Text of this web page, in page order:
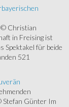
© Christian
in Freising ist
Spektakel für beide
521
Stefan Günter Im